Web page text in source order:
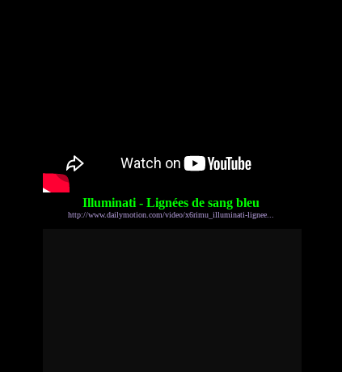
Illuminati - Lignées de sang bleu
http://www.dailymotion.com/video/x6rimu_illuminati-lignee...